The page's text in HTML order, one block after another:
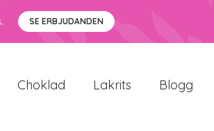
SE ERBJUDANDEN
Choklad Lakrits Blogg